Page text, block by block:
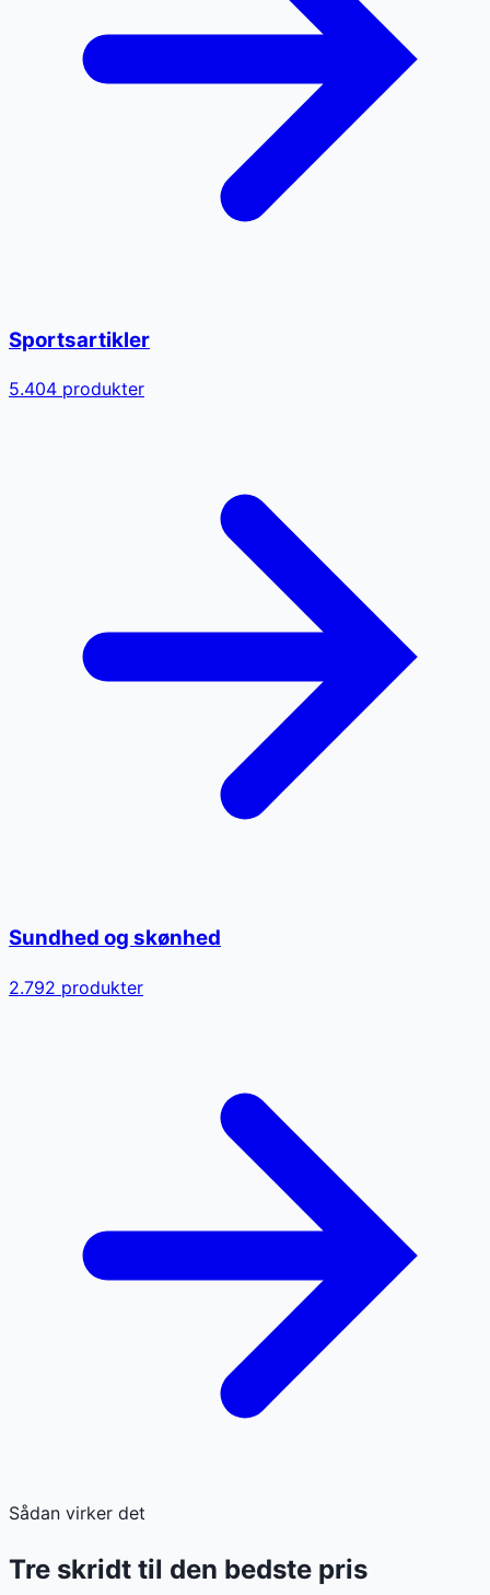
Sportsartikler
5.404 produkter
Sundhed og skønhed
2.792 produkter
Sådan virker det
Tre skridt til den bedste pris